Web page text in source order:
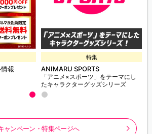
報
特集
ANIMARU SPORTS
「アニメ×スポーツ」をテーマにし
たキャラクターグッズシリーズ
ャンペーン・特集ページへ